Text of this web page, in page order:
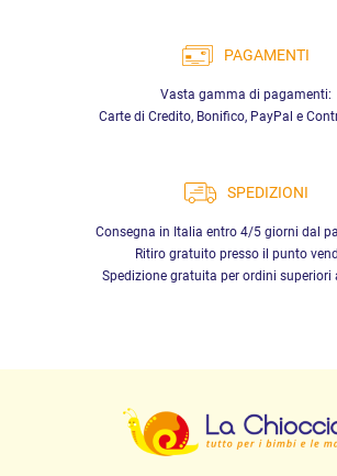
PAGAMENTI
Vasta gamma di pagamenti:
Carte di Credito, Bonifico, PayPal e
SPEDIZIONI
Consegna in Italia entro 4/5 giorni dal
Ritiro gratuito presso il punto
Spedizione gratuita per ordini superiori